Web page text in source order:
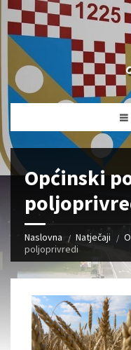
Općinski
Naslovna Natječaji
poljoprivredi